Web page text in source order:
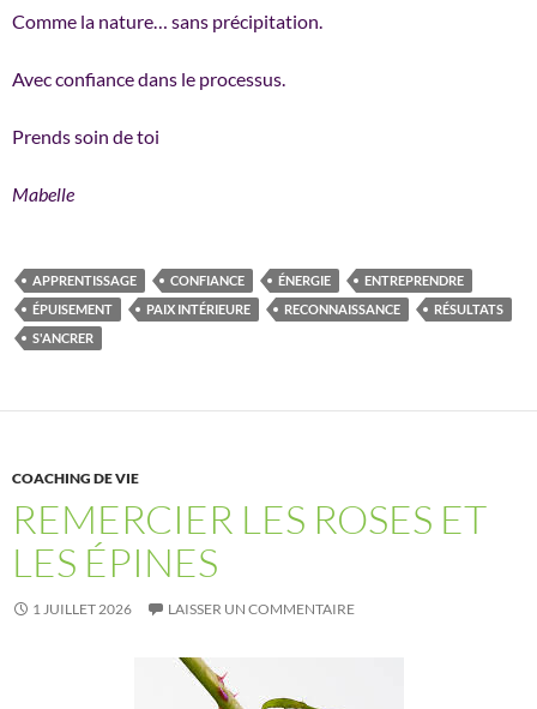
Comme la nature… sans précipitation.
Avec confiance dans le processus.
Prends soin de toi
Mabelle
APPRENTISSAGE CONFIANCE ÉNERGIE
ENTREPRENDRE
ÉPUISEMENT
PAIX INTÉRIEURE RECONNAISSANCE
RÉSULTATS
S'ANCRER
COACHING DE VIE
REMERCIER LES ROSES ET
LES ÉPINES
1 JUILLET 2026 LAISSER UN COMMENTAIRE